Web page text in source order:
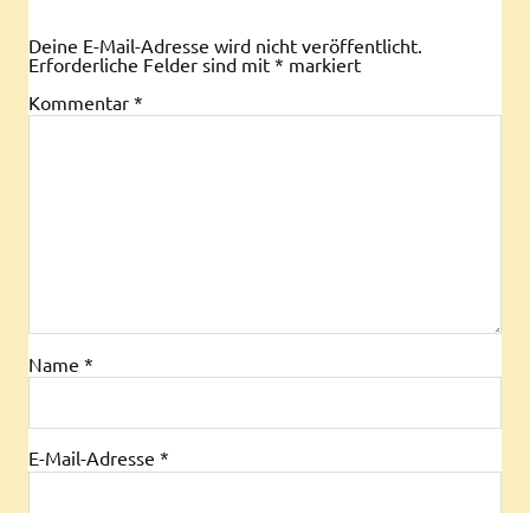
Deine E-Mail-Adresse wird nicht veröffentlicht.
Erforderliche Felder sind mit * markiert
Kommentar *
Name *
E-Mail-Adresse *